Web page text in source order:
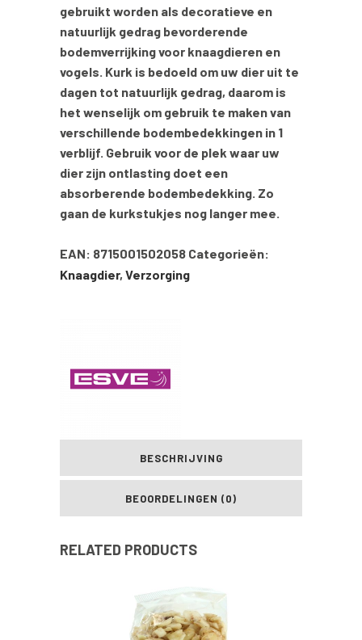
gebruikt worden als decoratieve en
natuurlijk gedrag bevorderende
bodemverrijking voor knaagdieren en
vogels. Kurk is bedoeld om uw dier uit te
dagen tot natuurlijk gedrag, daarom is
het wenselijk om gebruik te maken van
verschillende bodembedekkingen in 1
verblijf. Gebruik voor de plek waar uw
dier zijn ontlasting doet een
absorberende bodembedekking. Zo
gaan de kurkstukjes nog langer mee.
EAN: 8715001502058 Categorieën:
Knaagdier, Verzorging
BESCHRIJVING
BEOORDELINGEN (0)
RELATED PRODUCTS